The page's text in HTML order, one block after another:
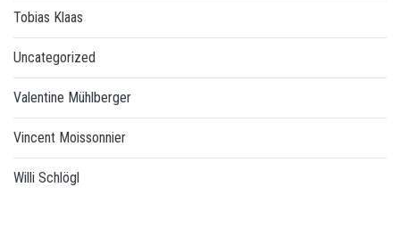
Tobias Klaas
Uncategorized
Valentine Mühlberger
Vincent Moissonnier
Willi Schlögl